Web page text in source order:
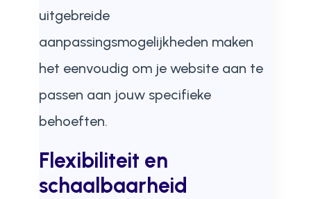
uitgebreide
aanpassingsmogelijkheden maken
het eenvoudig om je website aan te
passen aan jouw specifieke
behoeften.
Flexibiliteit en
schaalbaarheid